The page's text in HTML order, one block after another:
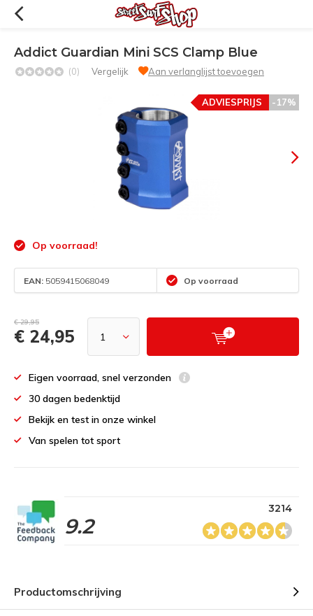
Addict Guardian Mini SCS Clamp Blue
(0) Vergelijk Aan verlanglijst toevoegen
-17%
ADVIESPRIJS
Op voorraad!
EAN: 5059415068049 Op voorraad
€ 29,95
€ 24,95
Eigen voorraad, snel verzonden
30 dagen bedenktijd
Bekijk en test in onze winkel
Van spelen tot sport
9.2
3214
Productomschrijving